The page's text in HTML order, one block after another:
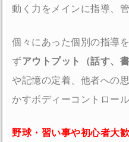
動く力をメインに指導、
個々にあった個別の指導
ずアウトプット（話す、
や記憶の定着、他者への
かすボディーコントロー
野球・習い事や初心者大歓